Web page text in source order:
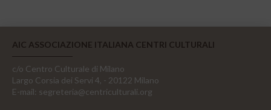
AIC ASSOCIAZIONE ITALIANA CENTRI CULTURALI
c/o Centro Culturale di Milano
Largo Corsia dei Servi 4, - 20122 Milano
E-mail: segreteria@centriculturali.org